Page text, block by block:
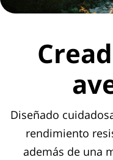
Diseñado
rendimiento
además de una